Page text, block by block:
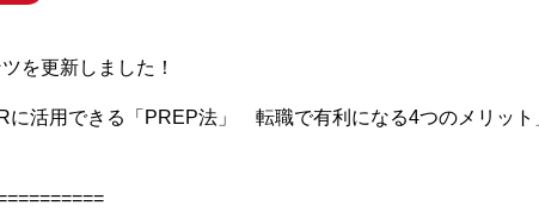
を更新しました！
に活用できる「PREP法」 転職で有利になる4つのメリット